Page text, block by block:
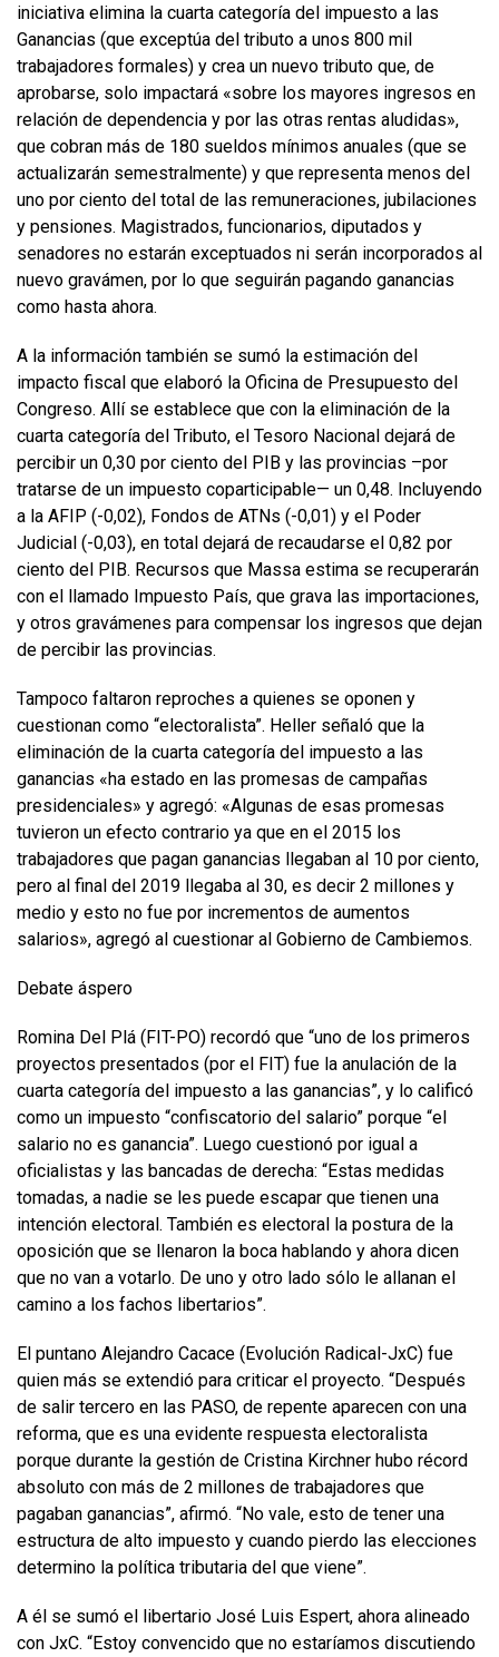
iniciativa elimina la cuarta categoría del impuesto a las
Ganancias (que exceptúa del tributo a unos 800 mil
trabajadores formales) y crea un nuevo tributo que, de
aprobarse, solo impactará «sobre los mayores ingresos en
relación de dependencia y por las otras rentas aludidas»,
que cobran más de 180 sueldos mínimos anuales (que se
actualizarán semestralmente) y que representa menos del
uno por ciento del total de las remuneraciones, jubilaciones
y pensiones. Magistrados, funcionarios, diputados y
senadores no estarán exceptuados ni serán incorporados al
nuevo gravámen, por lo que seguirán pagando ganancias
como hasta ahora.
A la información también se sumó la estimación del
impacto fiscal que elaboró la Oficina de Presupuesto del
Congreso. Allí se establece que con la eliminación de la
cuarta categoría del Tributo, el Tesoro Nacional dejará de
percibir un 0,30 por ciento del PIB y las provincias –por
tratarse de un impuesto coparticipable— un 0,48. Incluyendo
a la AFIP (-0,02), Fondos de ATNs (-0,01) y el Poder
Judicial (-0,03), en total dejará de recaudarse el 0,82 por
ciento del PIB. Recursos que Massa estima se recuperarán
con el llamado Impuesto País, que grava las importaciones,
y otros gravámenes para compensar los ingresos que dejan
de percibir las provincias.
Tampoco faltaron reproches a quienes se oponen y
cuestionan como “electoralista”. Heller señaló que la
eliminación de la cuarta categoría del impuesto a las
ganancias «ha estado en las promesas de campañas
presidenciales» y agregó: «Algunas de esas promesas
tuvieron un efecto contrario ya que en el 2015 los
trabajadores que pagan ganancias llegaban al 10 por ciento,
pero al final del 2019 llegaba al 30, es decir 2 millones y
medio y esto no fue por incrementos de aumentos
salarios», agregó al cuestionar al Gobierno de Cambiemos.
Debate áspero
Romina Del Plá (FIT-PO) recordó que “uno de los primeros
proyectos presentados (por el FIT) fue la anulación de la
cuarta categoría del impuesto a las ganancias”, y lo calificó
como un impuesto “confiscatorio del salario” porque “el
salario no es ganancia”. Luego cuestionó por igual a
oficialistas y las bancadas de derecha: “Estas medidas
tomadas, a nadie se les puede escapar que tienen una
intención electoral. También es electoral la postura de la
oposición que se llenaron la boca hablando y ahora dicen
que no van a votarlo. De uno y otro lado sólo le allanan el
camino a los fachos libertarios”.
El puntano Alejandro Cacace (Evolución Radical-JxC) fue
quien más se extendió para criticar el proyecto. “Después
de salir tercero en las PASO, de repente aparecen con una
reforma, que es una evidente respuesta electoralista
porque durante la gestión de Cristina Kirchner hubo récord
absoluto con más de 2 millones de trabajadores que
pagaban ganancias”, afirmó. “No vale, esto de tener una
estructura de alto impuesto y cuando pierdo las elecciones
determino la política tributaria del que viene”.
A él se sumó el libertario José Luis Espert, ahora alineado
con JxC. “Estoy convencido que no estaríamos discutiendo